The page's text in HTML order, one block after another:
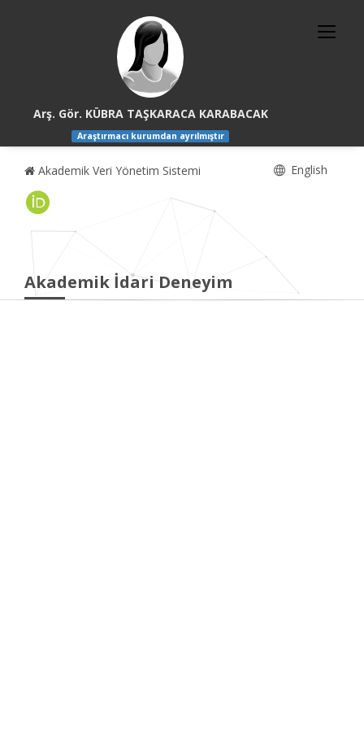
Arş. Gör. KÜBRA TAŞKARACA KARABACAK
Araştırmacı kurumdan ayrılmıştır
Akademik Veri Yönetim Sistemi English
Akademik İdari Deneyim